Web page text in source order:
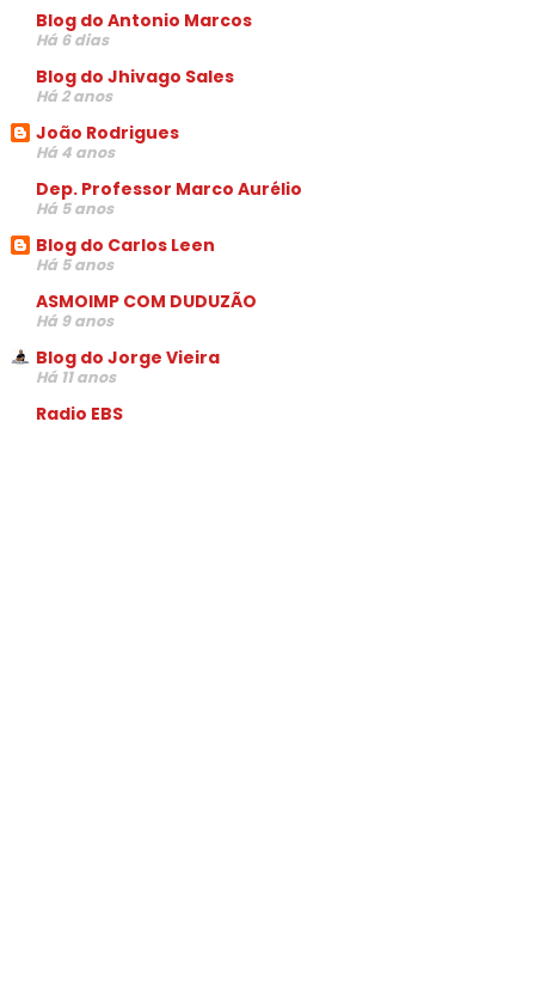
Blog do Antonio Marcos
Há 6 dias
Blog do Jhivago Sales
Há 2 anos
João Rodrigues
Há 4 anos
Dep. Professor Marco Aurélio
Há 5 anos
Blog do Carlos Leen
Há 5 anos
ASMOIMP COM DUDUZÃO
Há 9 anos
Blog do Jorge Vieira
Há 11 anos
Radio EBS